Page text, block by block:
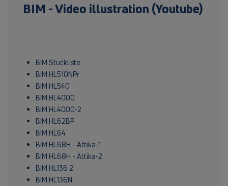
BIM - Video illustration (Youtube)
BIM Stückliste
BIM HL510NPr
BIM HL540
BIM HL4000
BIM HL4000-2
BIM HL62BP
BIM HL64
BIM HL68H - Attika-1
BIM HL68H - Attika-2
BIM HL136 2
BIM HL136N